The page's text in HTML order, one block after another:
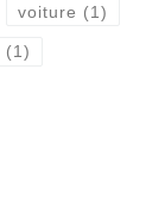
voiture (1)
(1)